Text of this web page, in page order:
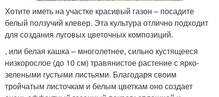
Хотите иметь на участке красивый газон – посадите
белый ползучий клевер. Эта культура отлично подходит
для создания луговых цветочных композиций.
, или белая кашка – многолетнее, сильно кустящееся
низкорослое (до 10 см) травянистое растение с ярко-
зелеными густыми листьями. Благодаря своим
тройчатым листочкам и белым цветкам оно создает